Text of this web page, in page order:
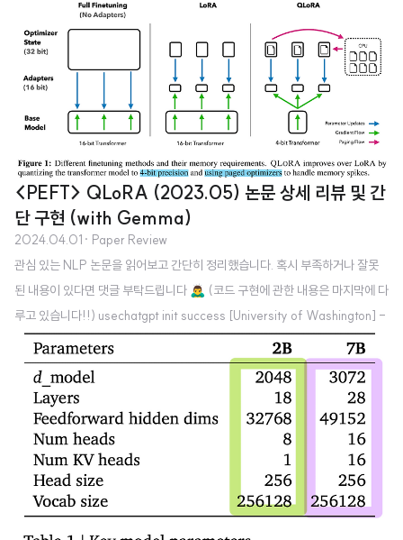
<PEFT> QLoRA (2023.05) 논문 상세 리뷰 및 간
단 구현 (with Gemma)
2024.04.01 · Paper Review
관심 있는 NLP 논문을 읽어보고 간단히 정리했습니다. 혹시 부족하거나 잘못
된 내용이 있다면 댓글 부탁드립니다 🙇‍♂️ (코드 구현에 관한 내용은 마지막에 다
루고 있습니다!!) usechatgpt init success [University of Washington] -
기학습된 모델을 4-bit로 quantize한 뒤 Low Rank Adapters(LoRA)를 학
습하는 방식 - QLoRA로 학습된 model family, Guanaco를 공개. - Chat
GPT의 99.3% 성능을 발휘할 수 있는 65B 모델을 single GPU에서 24시간
동안 fine-tuning - 세 개의 tenchiques: (a) 4-bit NormalFloat (NF4),
(b) Double Quantization, (..